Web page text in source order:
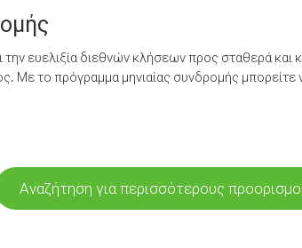
ευελιξία διεθνών κλήσεων προς σταθερά και
Με το πρόγραμμα μηνιαίας συνδρομής μπορείτε
Αναζήτηση για περισσότερους